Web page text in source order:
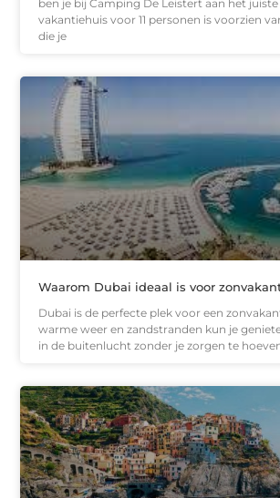
ben je bij Camping De Leistert aan het
vakantiehuis voor 11 personen is voorzien
die je
Waarom Dubai ideaal is voor
Dubai is de perfecte plek voor een
warme weer en zandstranden kun je
in de buitenlucht zonder je zorgen te